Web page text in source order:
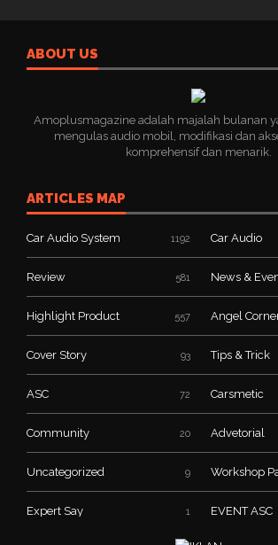
ABOUT US
Amoplusmagazine adalah majalah bulanan
mengulas audio mobil, modifikasi dan
komprehensif dan menarik.
ARTICLES MAP
Car Audio System 1192 Car Audio
Review 581 News &
Highlight Product 557 Angel
Cover Story 93 Tips & Trick
ASC 72 Carsmetic
Community 20 Advetorial
Uncategorized 9 Workshop
Expert Say 1 EVENT ASC